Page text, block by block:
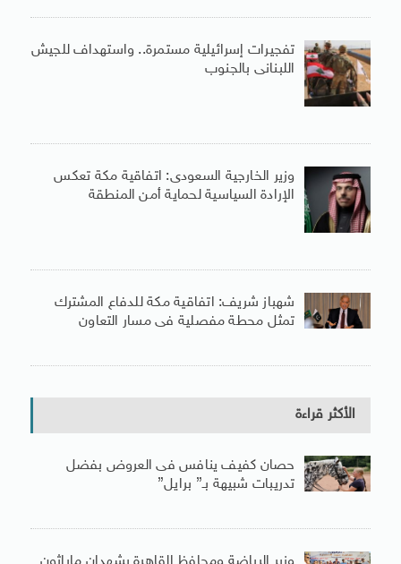
تفجيرات إسرائيلية مستمرة.. واستهداف للجيش
اللبنانى بالجنوب
وزير الخارجية السعودى: اتفاقية مكة تعكس
الإرادة السياسية لحماية أمن المنطقة
شهباز شريف: اتفاقية مكة للدفاع المشترك
تمثل محطة مفصلية فى مسار التعاون
الأكثر قراءة
حصان كفيف ينافس فى العروض بفضل
تدريبات شبيهة بـ” برايل”